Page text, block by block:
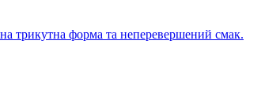
трикутна форма та неперевершений смак.